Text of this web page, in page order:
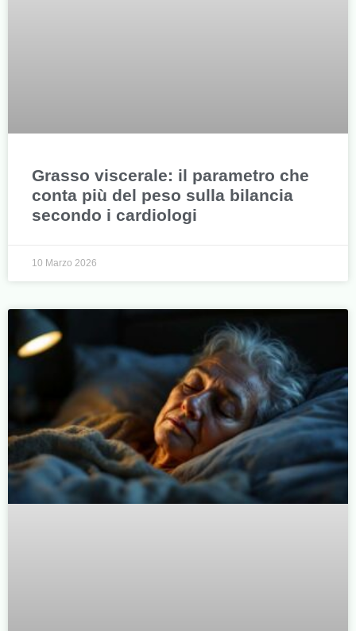
Grasso viscerale: il parametro che
conta più del peso sulla bilancia
secondo i cardiologi
10 Marzo 2026